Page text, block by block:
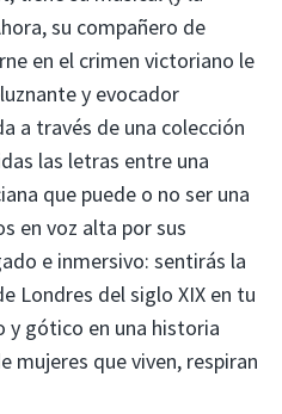
su compañero de
en el crimen victoriano le
y evocador
a través de una colección
las letras entre una
que puede o no ser una
en voz alta por sus
e inmersivo: sentirás la
Londres del siglo XIX en tu
y gótico en una historia
mujeres que viven, respiran